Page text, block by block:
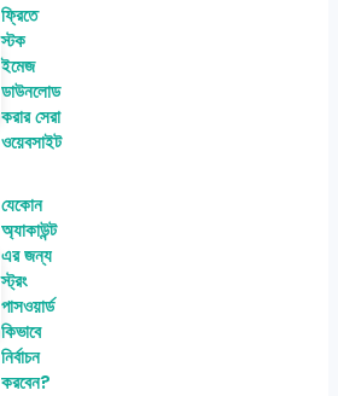
ফ্রিতে
স্টক
ইমেজ
ডাউনলোড
করার সেরা
ওয়েবসাইট
যেকোন
অ্যাকাউন্ট
এর জন্য
স্ট্রং
পাসওয়ার্ড
কিভাবে
নির্বাচন
করবেন?